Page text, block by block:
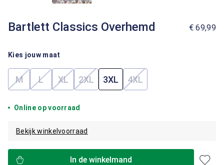
Bartlett Classics Overhemd € 69,99
Kies jouw maat
M(Deze optie is momenteel niet beschikbaar.)
L(Deze optie is momenteel niet beschikbaar.)
XL(Deze optie is momenteel niet beschikbaar.)
2XL(Deze optie is momenteel niet
3XL 4XL(Deze optie is
Online op voorraad
Bekijk winkelvoorraad
In de winkelmand